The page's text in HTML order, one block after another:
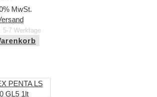
MwSt.
5-7 Werktage